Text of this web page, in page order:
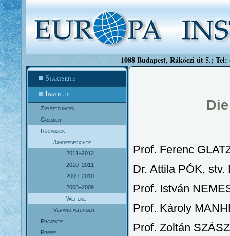
1088 Budapest, Rákóczi út 5.;
Startseite
Institut
Zielsetzungen
Gremien
Rückblick
Jahresberichte
2011–2012
2010–2011
2009–2010
2008–2009
Weitere
Veranstaltungen
Projekte
Preise
Prof. Ferenc
Dr. Attila PÓK,
Prof. István
Prof. Károly
Prof. Zoltán